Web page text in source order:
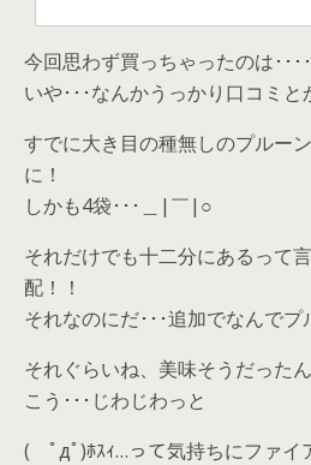
今回思わず買っちゃったのは･･･
いや･･･なんかうっかり口コミと
すでに大き目の種無しのプルー
に！
しかも4袋･･･＿|￣|○
それだけでも十二分にあるって
配！！
それなのにだ･･･追加でなんでプ
それぐらいね、美味そうだったん
こう･･･じわじわっと
( ﾟдﾟ)ﾎｽｨ…って気持ちにファイ